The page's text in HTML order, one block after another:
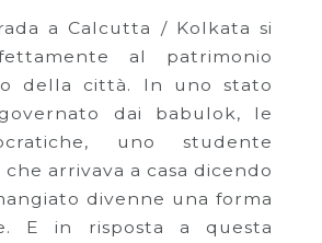
a Calcutta / Kolkata si
al patrimonio
della città. In uno stato
dai babulok, le
uno studente
arrivava a casa dicendo
divenne una forma
E in risposta a questa